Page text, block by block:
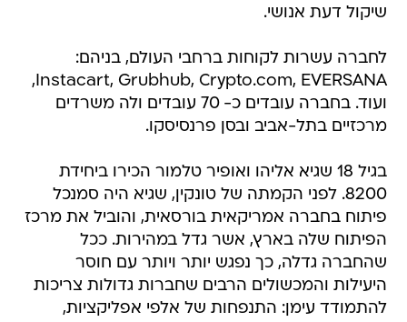
שיקול דעת אנושי.
לחברה עשרות לקוחות ברחבי העולם, בניהם:
Instacart, Grubhub, Crypto.com, EVERSANA,
ועוד. בחברה עובדים כ- 70 עובדים ולה משרדים
מרכזיים בתל-אביב ובסן פרנסיסקו.
בגיל 18 שגיא אליהו ואופיר טלמור הכירו ביחידת
8200. לפני הקמתה של טונקין, שגיא היה סמנכל
פיתוח בחברה אמריקאית בורסאית, והוביל את מרכז
הפיתוח שלה בארץ, אשר גדל במהירות. ככל
שהחברה גדלה, כך נפגש יותר ויותר עם חוסר
היעילות והמכשולים הרבים שחברות גדולות צריכות
להתמודד עימן: התנפחות של אלפי אפליקציות,